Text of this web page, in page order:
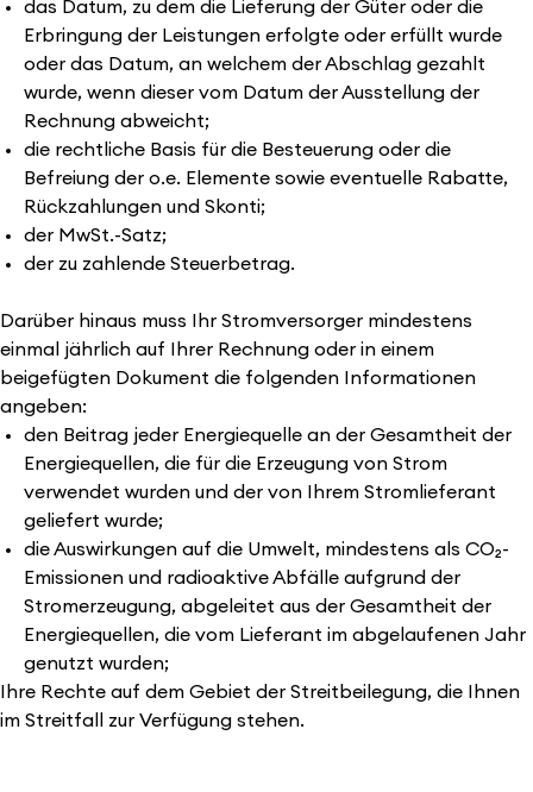
das Datum, zu dem die Lieferung der Güter oder die
Erbringung der Leistungen erfolgte oder erfüllt wurde
oder das Datum, an welchem der Abschlag gezahlt
wurde, wenn dieser vom Datum der Ausstellung der
Rechnung abweicht;
die rechtliche Basis für die Besteuerung oder die
Befreiung der o.e. Elemente sowie eventuelle Rabatte,
Rückzahlungen und Skonti;
der MwSt.-Satz;
der zu zahlende Steuerbetrag.
Darüber hinaus muss Ihr Stromversorger mindestens
einmal jährlich auf Ihrer Rechnung oder in einem
beigefügten Dokument die folgenden Informationen
angeben:
den Beitrag jeder Energiequelle an der Gesamtheit der
Energiequellen, die für die Erzeugung von Strom
verwendet wurden und der von Ihrem Stromlieferant
geliefert wurde;
die Auswirkungen auf die Umwelt, mindestens als CO₂-
Emissionen und radioaktive Abfälle aufgrund der
Stromerzeugung, abgeleitet aus der Gesamtheit der
Energiequellen, die vom Lieferant im abgelaufenen Jahr
genutzt wurden;
Ihre Rechte auf dem Gebiet der Streitbeilegung, die Ihnen
im Streitfall zur Verfügung stehen.